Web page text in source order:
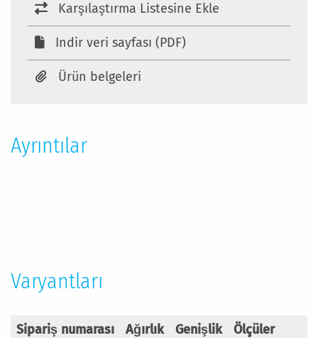
Karşılaştırma Listesine Ekle
Indir veri sayfası (PDF)
Ürün belgeleri
Ayrıntılar
Varyantları
Sipariş numarası Ağırlık Genişlik
Ölçüler